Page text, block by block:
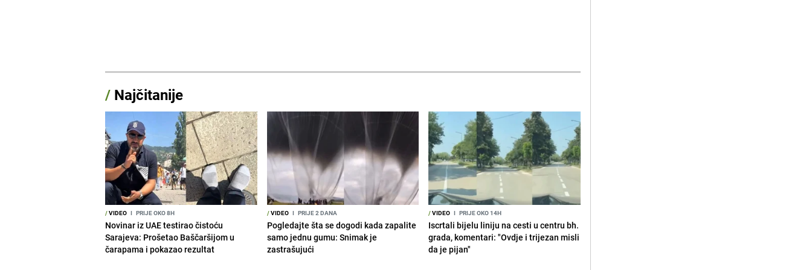
/ Najčitanije
/VIDEO I PRIJE OKO 8H
Novinar iz UAE testirao čistoću
Sarajeva: Prošetao Baščaršijom u
čarapama i pokazao rezultat
/VIDEO I PRIJE 2 DANA
Pogledajte šta se dogodi kada zapalite
samo jednu gumu: Snimak je
zastrašujući
/VIDEO I PRIJE OKO 14H
Iscrtali bijelu liniju na cesti u centru bh.
grada, komentari: "Ovdje i trijezan misli
da je pijan"